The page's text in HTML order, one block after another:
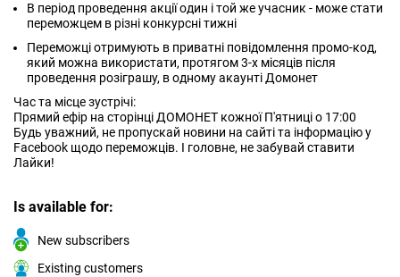
В період проведення акції один і той же учасник - може стати
переможцем в різні конкурсні тижні
Переможці отримують в приватні повідомлення промо-код,
який можна використати, протягом 3-х місяців після
проведення розіграшу, в одному акаунті Домонет
Час та місце зустрічі:
Прямий ефір на сторінці ДОМОНЕТ кожної П'ятниці о 17:00
Будь уважний, не пропускай новини на сайті та інформацію у
Facebook щодо переможців. І головне, не забувай ставити
Лайки!
Is available for:
New subscribers
Existing customers